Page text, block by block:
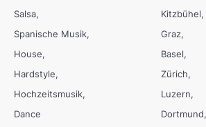
Salsa
Spanische Musik
House
Hardstyle
Hochzeitsmusik
Dance
Kitzbühel
Graz
Basel
Zürich
Luzern
Dortmund